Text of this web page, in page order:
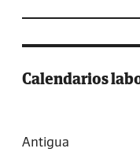
Calendarios
Antigua